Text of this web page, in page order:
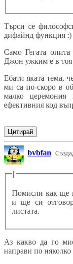
Търси се
дифайнд функция :)
Само Гегата опита
Джон ужким е в тоя
Ебати яката тема,
ми са по-скоро в
малко
ефективния код
Цитирай
bvbfan
|
Помисли как ще
и ще си
листата.
Аз какво да го
направи по няколко